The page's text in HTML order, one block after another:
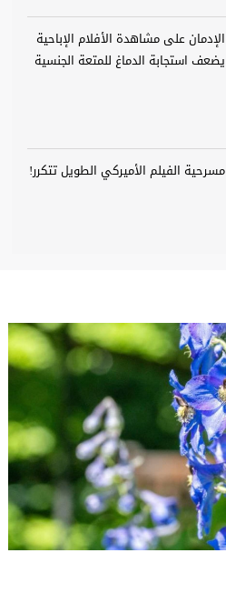
الإدمان على مشاهدة الأفلام الإباحية
يضعف استجابة الدماغ للمتعة الجنسية
مسرحية الفيلم الأميركي الطويل تتكرر!